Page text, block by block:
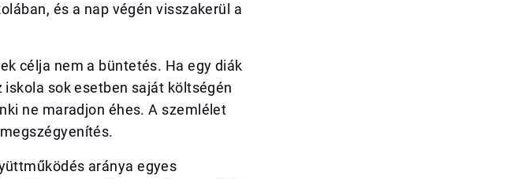
és a nap végén visszakerül a
célja nem a büntetés. Ha egy diák
sok esetben saját költségén
ne maradjon éhes. A szemlélet
aránya egyes